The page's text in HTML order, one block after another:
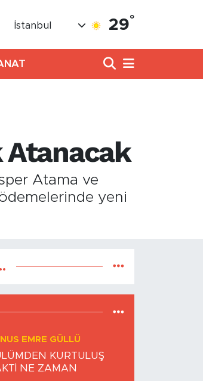
İstanbul 29°
Atanacak
Atama ve
yeni
EMRE GÜLLÜ
KURTULUŞ
NE ZAMAN